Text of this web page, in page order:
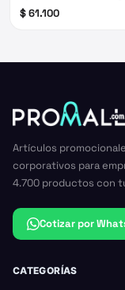
$ 61.100
Artículos
corporativos para
4.700 productos con
Cotizar por
CATEGORÍAS